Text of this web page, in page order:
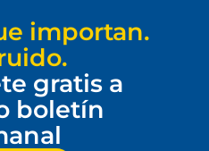
importan.
gratis a
boletín